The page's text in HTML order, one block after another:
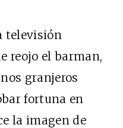
televisión
reojo el barman,
granjeros
fortuna en
la imagen de